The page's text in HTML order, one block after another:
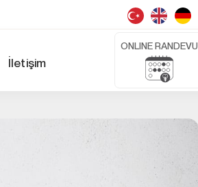
İletişim
ONLINE RANDEVU